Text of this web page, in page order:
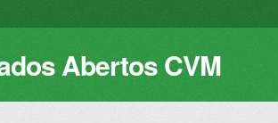
Abertos CVM